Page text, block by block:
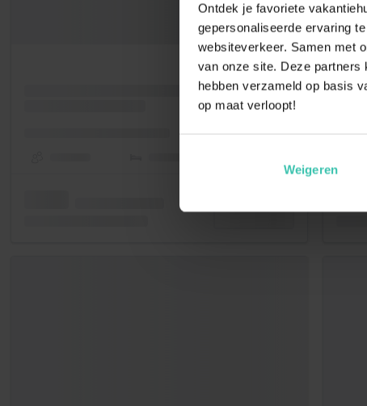
Ontdek je favoriete
gepersonaliseerde ervaring
websiteverkeer. Samen met
van onze site. Deze partners
hebben verzameld op basis
op maat verloopt!
Weigeren